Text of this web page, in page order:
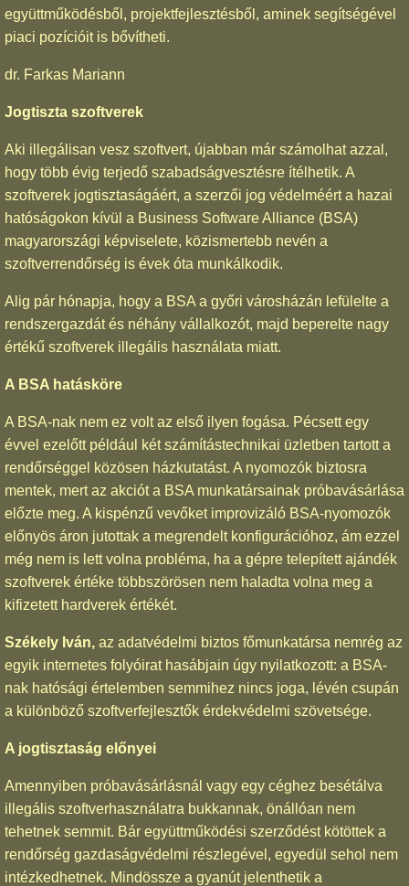
együttműködésből, projektfejlesztésből, aminek segítségével
piaci pozícióit is bővítheti.
dr. Farkas Mariann
Jogtiszta szoftverek
Aki illegálisan vesz szoftvert, újabban már számolhat azzal,
hogy több évig terjedő szabadságvesztésre ítélhetik. A
szoftverek jogtisztaságáért, a szerzői jog védelméért a hazai
hatóságokon kívül a Business Software Alliance (BSA)
magyarországi képviselete, közismertebb nevén a
szoftverrendőrség is évek óta munkálkodik.
Alig pár hónapja, hogy a BSA a győri városházán lefülelte a
rendszergazdát és néhány vállalkozót, majd beperelte nagy
értékű szoftverek illegális használata miatt.
A BSA hatásköre
A BSA-nak nem ez volt az első ilyen fogása. Pécsett egy
évvel ezelőtt például két számítástechnikai üzletben tartott a
rendőrséggel közösen házkutatást. A nyomozók biztosra
mentek, mert az akciót a BSA munkatársainak próbavásárlása
előzte meg. A kispénzű vevőket improvizáló BSA-nyomozók
előnyös áron jutottak a megrendelt konfigurációhoz, ám ezzel
még nem is lett volna probléma, ha a gépre telepített ajándék
szoftverek értéke többszörösen nem haladta volna meg a
kifizetett hardverek értékét.
Székely Iván, az adatvédelmi biztos főmunkatársa nemrég az
egyik internetes folyóirat hasábjain úgy nyilatkozott: a BSA-
nak hatósági értelemben semmihez nincs joga, lévén csupán
a különböző szoftverfejlesztők érdekvédelmi szövetsége.
A jogtisztaság előnyei
Amennyiben próbavásárlásnál vagy egy céghez besétálva
illegális szoftverhasználatra bukkannak, önállóan nem
tehetnek semmit. Bár együttműködési szerződést kötöttek a
rendőrség gazdaságvédelmi részlegével, egyedül sehol nem
intézkedhetnek. Mindössze a gyanút jelenthetik a